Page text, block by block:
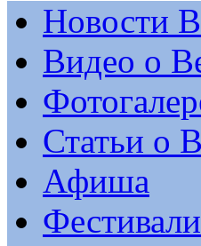
Новости
Видео о
Статьи о
Афиша